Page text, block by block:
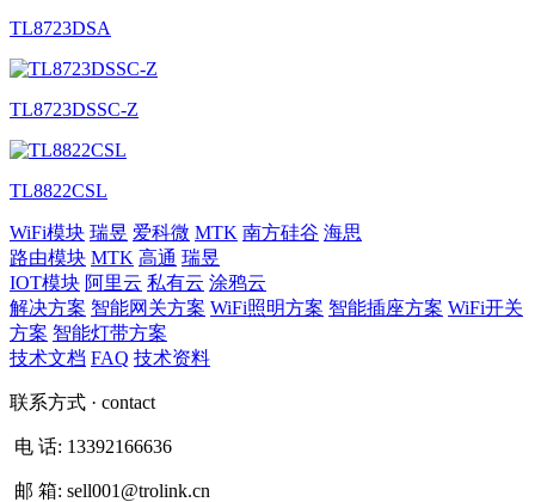
TL8723DSA
TL8723DSSC-Z
TL8822CSL
WiFi模块 瑞昱 爱科微 MTK 南方硅谷 海思
路由模块 MTK 高通 瑞昱
IOT模块 阿里云 私有云 涂鸦云
解决方案 智能网关方案 WiFi照明方案 智能插座方案 WiFi开关
方案 智能灯带方案
技术文档 FAQ 技术资料
联系方式 · contact
电 话: 13392166636
邮 箱: sell001@trolink.cn